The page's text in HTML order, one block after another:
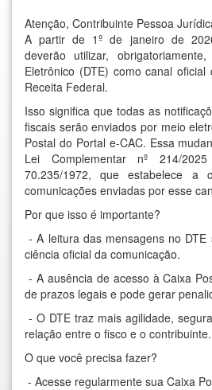
Atenção, Contribuinte Pessoa
A partir de 1º de janeiro de
deverão utilizar,
Eletrônico (DTE) como canal
Receita Federal.
Isso significa que todas as
fiscais serão enviados por meio
Postal do Portal e-CAC. Essa
Lei Complementar nº 214/
70.235/1972, que estabelece a
comunicações enviadas por esse
Por que isso é importante?
- A leitura das mensagens no DTE
ciência oficial da comunicação.
- A ausência de acesso à Caixa
de prazos legais e pode gerar
- O DTE traz mais agilidade,
relação entre o fisco e o contribuinte.
O que você precisa fazer?
- Acesse regularmente sua Caixa